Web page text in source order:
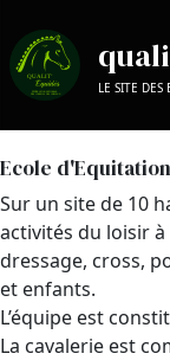
LE SITE DES
Ecole
Sur un site de 10
activités du loisir
dressage, cross,
et enfants.
L’équipe est
La cavalerie est